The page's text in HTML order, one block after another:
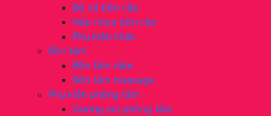
Bộ xả bồn cầu
Nắp nhựa bồn cầu
Phụ kiện khác
Bồn tắm
Bồn tắm nằm
Bồn tắm massage
Phụ kiện phòng tắm
Gương soi phòng tắm